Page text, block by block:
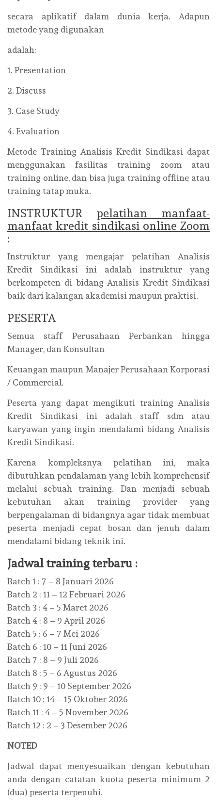
secara aplikatif dalam dunia kerja. Adapun
metode yang digunakan
adalah:
1. Presentation
2. Discuss
3. Case Study
4. Evaluation
Metode Training Analisis Kredit Sindikasi dapat
menggunakan fasilitas training zoom atau
training online, dan bisa juga training offline atau
training tatap muka.
INSTRUKTUR pelatihan manfaat-
manfaat kredit sindikasi online Zoom
:
Instruktur yang mengajar pelatihan Analisis
Kredit Sindikasi ini adalah instruktur yang
berkompeten di bidang Analisis Kredit Sindikasi
baik dari kalangan akademisi maupun praktisi.
PESERTA
Semua staff Perusahaan Perbankan hingga
Manager, dan Konsultan
Keuangan maupun Manajer Perusahaan Korporasi
/ Commercial.
Peserta yang dapat mengikuti training Analisis
Kredit Sindikasi ini adalah staff sdm atau
karyawan yang ingin mendalami bidang Analisis
Kredit Sindikasi.
Karena kompleksnya pelatihan ini, maka
dibutuhkan pendalaman yang lebih komprehensif
melalui sebuah training. Dan menjadi sebuah
kebutuhan akan training provider yang
berpengalaman di bidangnya agar tidak membuat
peserta menjadi cepat bosan dan jenuh dalam
mendalami bidang teknik ini.
Jadwal training terbaru :
Batch 1 : 7 – 8 Januari 2026
Batch 2 : 11 – 12 Februari 2026
Batch 3 : 4 – 5 Maret 2026
Batch 4 : 8 – 9 April 2026
Batch 5 : 6 – 7 Mei 2026
Batch 6 : 10 – 11 Juni 2026
Batch 7 : 8 – 9 Juli 2026
Batch 8 : 5 – 6 Agustus 2026
Batch 9 : 9 – 10 September 2026
Batch 10 : 14 – 15 Oktober 2026
Batch 11 : 4 – 5 November 2026
Batch 12 : 2 – 3 Desember 2026
NOTED
Jadwal dapat menyesuaikan dengan kebutuhan
anda dengan catatan kuota peserta minimum 2
(dua) peserta terpenuhi.